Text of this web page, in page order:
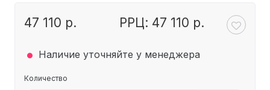
47 110 р. РРЦ: 47 110 р.
. Наличие уточняйте у менеджера
Количество